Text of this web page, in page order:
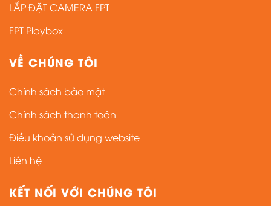
LẮP ĐẶT CAMERA FPT
FPT Playbox
VỀ CHÚNG TÔI
Chính sách bảo mật
Chính sách thanh toán
Điều khoản sử dụng website
Liên hệ
KẾT NỐI VỚI CHÚNG TÔI